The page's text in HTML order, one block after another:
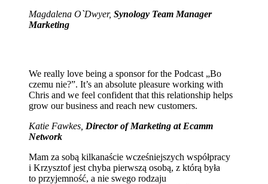
Magdalena O`Dwyer, Synology Team Manager
Marketing
We really love being a sponsor for the Podcast „Bo
czemu nie?”. It’s an absolute pleasure working with
Chris and we feel confident that this relationship helps
grow our business and reach new customers.
Katie Fawkes, Director of Marketing at Ecamm
Network
Mam za sobą kilkanaście wcześniejszych współpracy
i Krzysztof jest chyba pierwszą osobą, z którą była
to przyjemność, a nie swego rodzaju